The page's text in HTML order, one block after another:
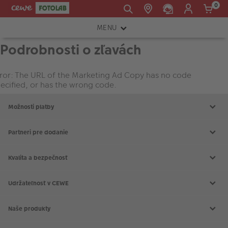
E-mail:
shop@cewe.sk
0
MENU
FOTOAPARÁTY
TLAČIARNE A SKENERY
PRÍSLUŠENSTVO
RÁMIKY
Podrobnosti o zľavách
The URL of the Marketing Ad Copy has no code
or has the wrong code.
Možnosti platby
Partneri pre dodanie
Kvalita a bezpečnosť
Udržateľnosť v CEWE
Naše produkty